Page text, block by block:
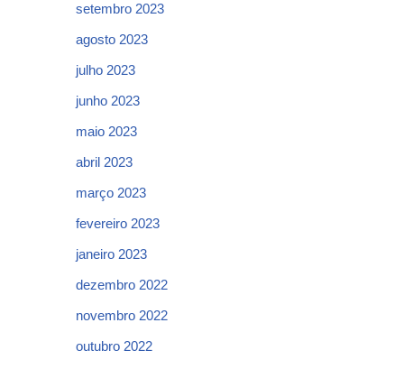
setembro 2023
agosto 2023
julho 2023
junho 2023
maio 2023
abril 2023
março 2023
fevereiro 2023
janeiro 2023
dezembro 2022
novembro 2022
outubro 2022